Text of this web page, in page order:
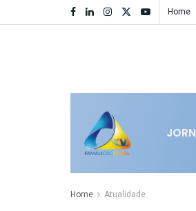
Home
Home Atualidade